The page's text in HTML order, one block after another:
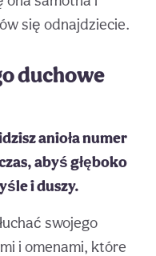
się odnajdziecie.
duchowe
anioła numer
abyś głęboko
i duszy.
swojego
i omenami, które